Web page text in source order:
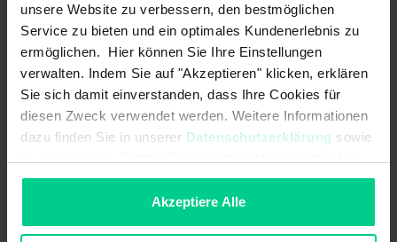
unsere Website zu verbessern, den bestmöglichen
Service zu bieten und ein optimales Kundenerlebnis zu
ermöglichen. Hier können Sie Ihre Einstellungen
verwalten. Indem Sie auf "Akzeptieren" klicken, erklären
Sie sich damit einverstanden, dass Ihre Cookies für
diesen Zweck verwendet werden. Weitere Informationen
dazu finden Sie in unserer Datenschutzerklärung sowie
sein, können Sie die Verwendung von Cookies hier
Akzeptiere Alle
Pays d'origine Allemagne
Poids de l'article 0.795 kg
Numéro du tarif douanier 85371098